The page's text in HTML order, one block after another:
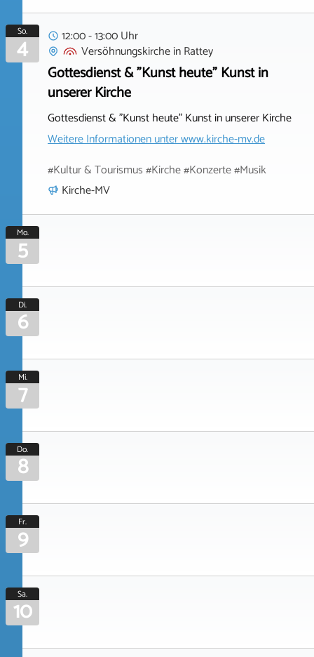
So.
4
12:00 - 13:00 Uhr
VersöhnungskircheinRattey
Gottesdienst & "Kunst heute" Kunst in
unserer Kirche
Gottesdienst & "Kunst heute" Kunst in unserer Kirche
Weitere Informationen unterwww.kirche-mv.de
#Kultur & Tourismus #Kirche #Konzerte #Musik
Kirche-MV
Mo.
5
Di.
6
Mi.
7
Do.
8
Fr.
9
Sa.
10